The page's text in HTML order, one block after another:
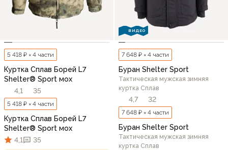
5 418 ₽ × 4 части
Куртка Сплав Борей L7
Shelter® Sport мох
4,1
35
5 418 ₽ × 4 части
Куртка Сплав Борей L7
Shelter® Sport мох
4,1
35
ВИДЕО
7 648 ₽ × 4 части
Буран Shelter Sport
Тактическая мужская зимняя
куртка Сплав
4,7 32
7 648 ₽ × 4 части
Буран Shelter Sport
Тактическая мужская зимняя
куртка Сплав